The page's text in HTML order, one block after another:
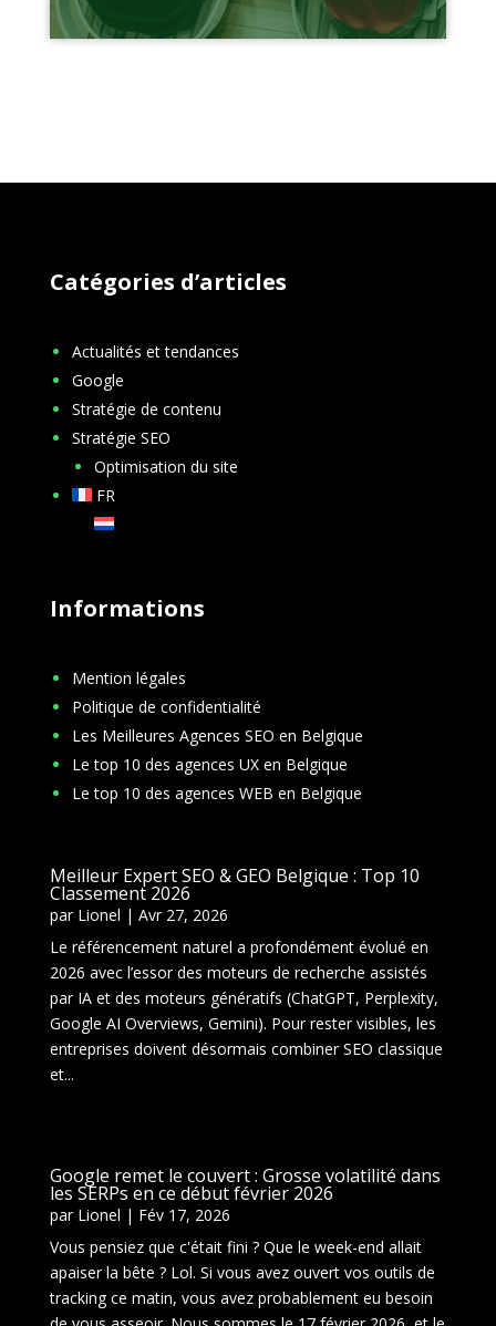
Catégories d’articles
Actualités et tendances
Google
Stratégie de contenu
Stratégie SEO
Optimisation du site
FR
Informations
Mention légales
Politique de confidentialité
Les Meilleures Agences SEO en Belgique
Le top 10 des agences UX en Belgique
Le top 10 des agences WEB en Belgique
Meilleur Expert SEO & GEO Belgique : Top 10
Classement 2026
par Lionel | Avr 27, 2026
Le référencement naturel a profondément évolué en
2026 avec l’essor des moteurs de recherche assistés
par IA et des moteurs génératifs (ChatGPT, Perplexity,
Google AI Overviews, Gemini). Pour rester visibles, les
entreprises doivent désormais combiner SEO classique
et...
Google remet le couvert : Grosse volatilité dans
les SERPs en ce début février 2026
par Lionel | Fév 17, 2026
Vous pensiez que c'était fini ? Que le week-end allait
apaiser la bête ? Lol. Si vous avez ouvert vos outils de
tracking ce matin, vous avez probablement eu besoin